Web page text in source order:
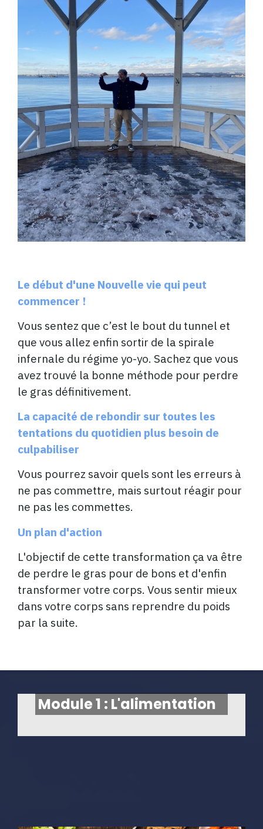
Le début d'une Nouvelle vie qui peut
commencer !
Vous sentez que c’est le bout du tunnel et
que vous allez enfin sortir de la spirale
infernale du régime yo-yo. Sachez que vous
avez trouvé la bonne méthode pour perdre
le gras définitivement.
La capacité de rebondir sur toutes les
tentations du quotidien plus besoin de
culpabiliser
Vous pourrez savoir quels sont les erreurs à
ne pas commettre, mais surtout réagir pour
ne pas les commettes.
Un plan d'action
L'objectif de cette transformation ça va être
de perdre le gras pour de bons et d'enfin
transformer votre corps. Vous sentir mieux
dans votre corps sans reprendre du poids
par la suite.
Module 1 : L'alimentation